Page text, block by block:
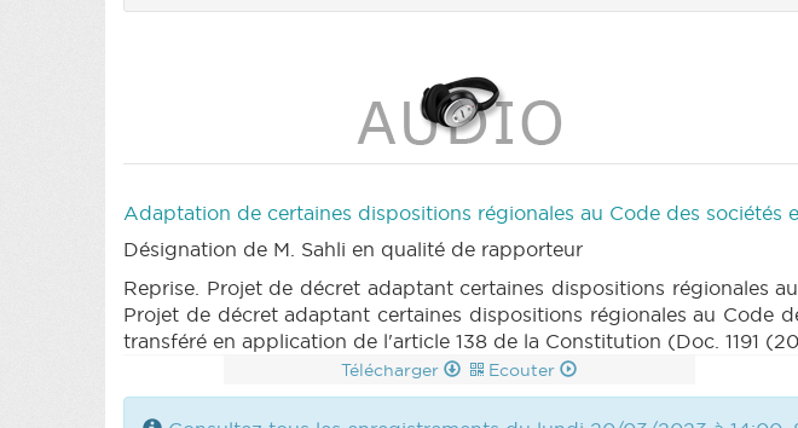
Adaptation de certaines dispositions régionales au Code des sociétés
Désignation de M. Sahli en qualité de rapporteur
Reprise. Projet de décret adaptant certaines dispositions régionales
Projet de décret adaptant certaines dispositions régionales au Code
transféré en application de l'article 138 de la Constitution (Doc. 1191
Télécharger Ecouter